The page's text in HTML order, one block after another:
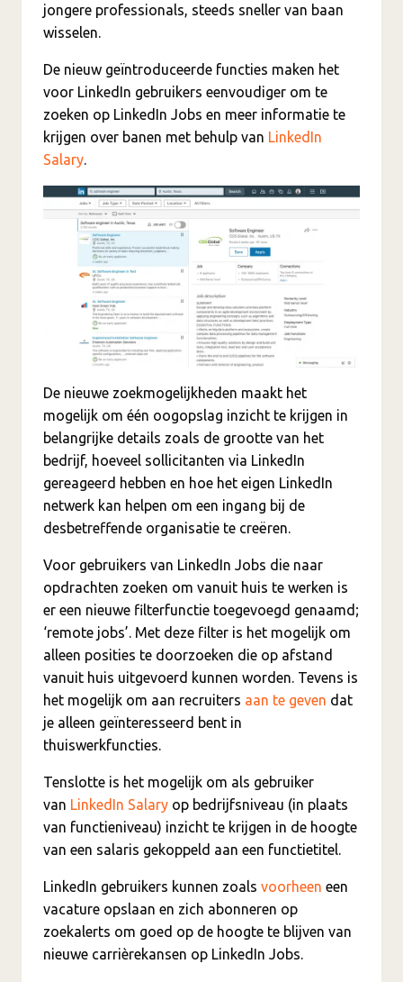
jongere professionals, steeds sneller van baan
wisselen.
De nieuw geïntroduceerde functies maken het
voor LinkedIn gebruikers eenvoudiger om te
zoeken op LinkedIn Jobs en meer informatie te
krijgen over banen met behulp van LinkedIn
Salary.
De nieuwe zoekmogelijkheden maakt het
mogelijk om één oogopslag inzicht te krijgen in
belangrijke details zoals de grootte van het
bedrijf, hoeveel sollicitanten via LinkedIn
gereageerd hebben en hoe het eigen LinkedIn
netwerk kan helpen om een ingang bij de
desbetreffende organisatie te creëren.
Voor gebruikers van LinkedIn Jobs die naar
opdrachten zoeken om vanuit huis te werken is
er een nieuwe filterfunctie toegevoegd genaamd;
‘remote jobs’. Met deze filter is het mogelijk om
alleen posities te doorzoeken die op afstand
vanuit huis uitgevoerd kunnen worden. Tevens is
het mogelijk om aan recruiters aan te geven dat
je alleen geïnteresseerd bent in
thuiswerkfuncties.
Tenslotte is het mogelijk om als gebruiker
van LinkedIn Salary op bedrijfsniveau (in plaats
van functieniveau) inzicht te krijgen in de hoogte
van een salaris gekoppeld aan een functietitel.
LinkedIn gebruikers kunnen zoals voorheen een
vacature opslaan en zich abonneren op
zoekalerts om goed op de hoogte te blijven van
nieuwe carrièrekansen op LinkedIn Jobs.